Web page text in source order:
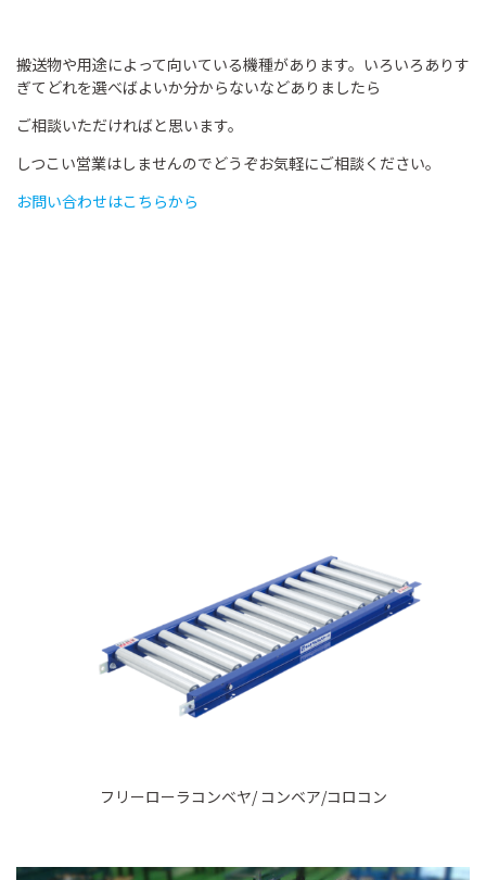
搬送物や用途によって向いている機種があります。いろいろありす
ぎてどれを選べばよいか分からないなどありましたら
ご相談いただければと思います。
しつこい営業はしませんのでどうぞお気軽にご相談ください。
お問い合わせはこちらから
フリーローラコンベヤ/ コンベア/コロコン